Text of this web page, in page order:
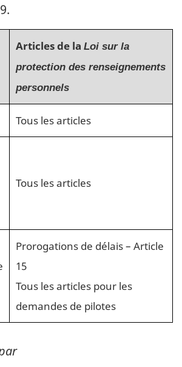
Articles de la Loi sur la
protection des renseignements
personnels
Tous les articles
Tous les articles
Prorogations de délais – Article
15
Tous les articles pour les
demandes de pilotes